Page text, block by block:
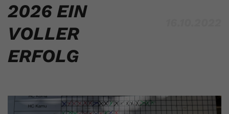
2026 EIN
VOLLER
ERFOLG